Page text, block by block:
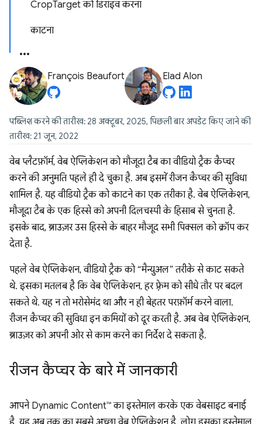
CropTarget को डिराइव करना
काटना
François Beaufort Elad Alon
पब्लिश करने की तारीख: 28 अक्टूबर, 2025, पिछली बार अपडेट किए जाने की
तारीख: 21 जून, 2022
वेब प्लैटफ़ॉर्म, वेब ऐप्लिकेशन को मौजूदा टैब का वीडियो ट्रैक कैप्चर
करने की अनुमति पहले ही दे चुका है. अब इसमें रीजन कैप्चर की सुविधा
शामिल है. यह वीडियो ट्रैक को काटने का एक तरीका है. वेब ऐप्लिकेशन,
मौजूदा टैब के एक हिस्से को अपनी दिलचस्पी के हिसाब से चुनता है.
इसके बाद, ब्राउज़र उस हिस्से के बाहर मौजूद सभी पिक्सल को क्रॉप कर
देता है.
पहले वेब ऐप्लिकेशन, वीडियो ट्रैक को “मैन्युअल” तरीके से काट सकते
थे. इसका मतलब है कि वेब ऐप्लिकेशन, हर फ़्रेम को सीधे तौर पर बदल
सकते थे. यह न तो भरोसेमंद था और न ही बेहतर परफ़ॉर्म करने वाला.
रीजन कैप्चर की सुविधा इन कमियों को दूर करती है. अब वेब ऐप्लिकेशन,
ब्राउज़र को अपनी ओर से काम करने का निर्देश दे सकता है.
रीजन कैप्चर के बारे में जानकारी
आपने Dynamic Content™ का इस्तेमाल करके एक वेबसाइट बनाई